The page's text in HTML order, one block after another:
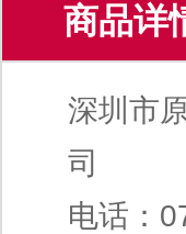
商品详
深圳市
司
电话：